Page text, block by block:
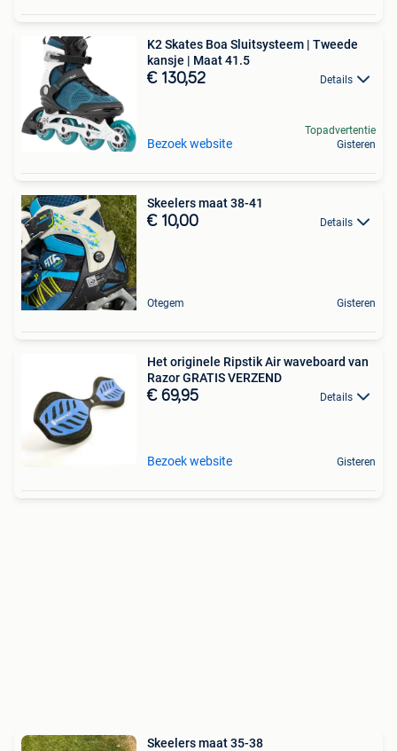
K2 Skates Boa Sluitsysteem | Tweede
kansje | Maat 41.5
€ 130,52 Details
Bezoek website
Topadvertentie
Gisteren
Skeelers maat 38-41
€ 10,00 Details
Otegem Gisteren
Het originele Ripstik Air waveboard van
Razor GRATIS VERZEND
€ 69,95 Details
Bezoek website Gisteren
Skeelers maat 35-38